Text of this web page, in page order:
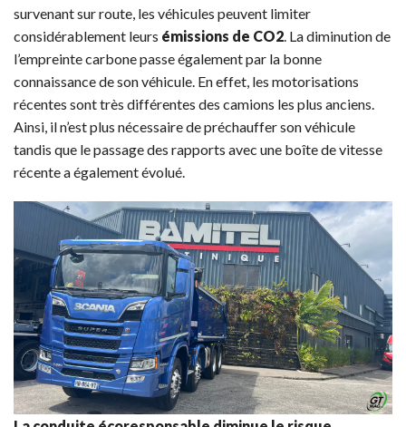
survenant sur route, les véhicules peuvent limiter
considérablement leurs émissions de CO2 . La diminution de
l’empreinte carbone passe également par la bonne
connaissance de son véhicule. En effet, les motorisations
récentes sont très différentes des camions les plus anciens.
Ainsi, il n’est plus nécessaire de préchauffer son véhicule
tandis que le passage des rapports avec une boîte de vitesse
récente a également évolué.